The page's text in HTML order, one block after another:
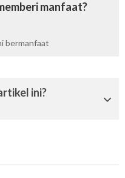
manfaat?
bermanfaat
ini?